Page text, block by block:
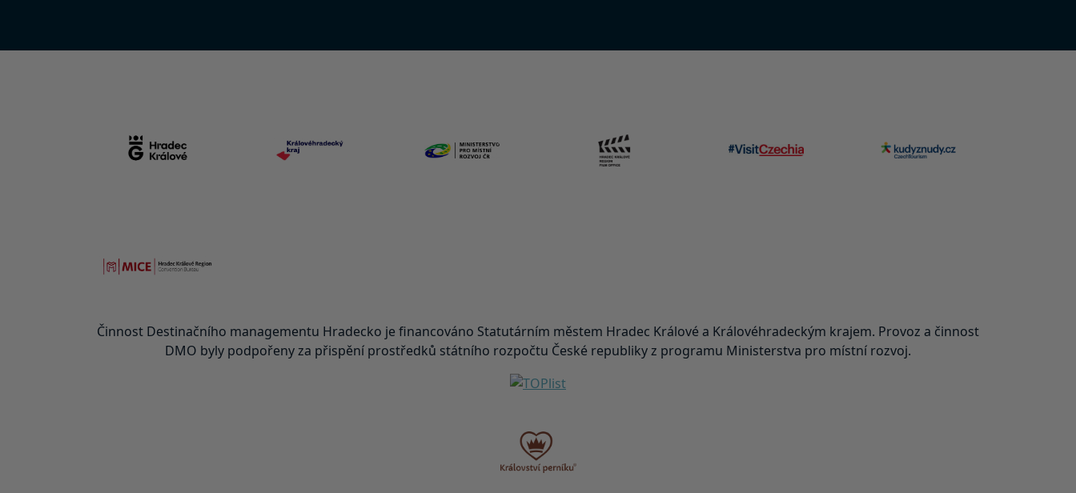
Činnost Destinačního managementu Hradecko je financováno Statutárním městem Hradec Králové a Královéhradeckým krajem. Provoz a činnost
DMO byly podpořeny za přispění prostředků státního rozpočtu České republiky z programu Ministerstva pro místní rozvoj.